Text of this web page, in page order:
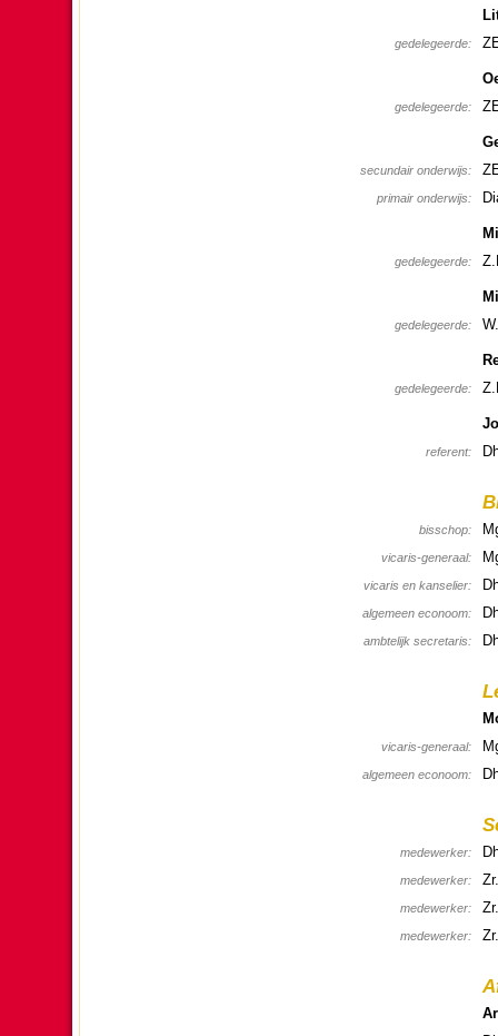
gedele­geerde:
gedele­geerde:
secundair onder­wijs:
primair onder­wijs:
gedele­geerde:
gedele­geerde:
gedele­geerde:
referent:
bis­schop:
vica­ris-generaal:
vica­ris en kanselier:
alge­meen econoom:
ambte­lijk se­cre­ta­ris:
vica­ris-generaal:
alge­meen econoom:
mede­wer­ker:
mede­wer­ker:
mede­wer­ker:
mede­wer­ker: